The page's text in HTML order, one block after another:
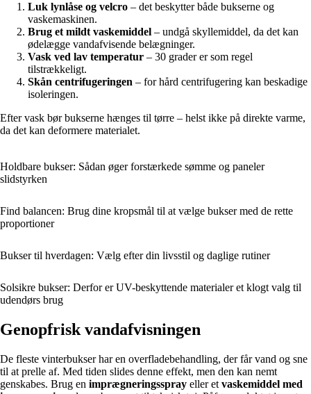
Luk lynlåse og velcro – det beskytter både bukserne og
vaskemaskinen.
Brug et mildt vaskemiddel – undgå skyllemiddel, da det kan
ødelægge vandafvisende belægninger.
Vask ved lav temperatur – 30 grader er som regel
tilstrækkeligt.
Skån centrifugeringen – for hård centrifugering kan beskadige
isoleringen.
Efter vask bør bukserne hænges til tørre – helst ikke på direkte varme,
da det kan deformere materialet.
Holdbare bukser: Sådan øger forstærkede sømme og paneler
slidstyrken
Find balancen: Brug dine kropsmål til at vælge bukser med de rette
proportioner
Bukser til hverdagen: Vælg efter din livsstil og daglige rutiner
Solsikre bukser: Derfor er UV-beskyttende materialer et klogt valg til
udendørs brug
Genopfrisk vandafvisningen
De fleste vinterbukser har en overfladebehandling, der får vand og sne
til at prelle af. Med tiden slides denne effekt, men den kan nemt
genskabes. Brug en imprægneringsspray eller et vaskemiddel med